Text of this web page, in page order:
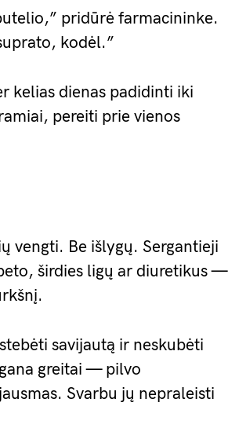
pridūrė farmacininke.
kodėl.”
kelias dienas padidinti iki
pereiti prie vienos
vengti. Be išlygų. Sergantieji
širdies ligų ar diuretikus —
savijautą ir neskubėti
greitai — pilvo
Svarbu jų nepraleisti